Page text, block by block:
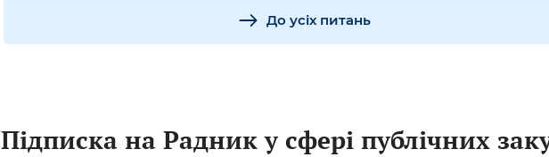
До усіх питань
Підписка на Радник у сфері публічних